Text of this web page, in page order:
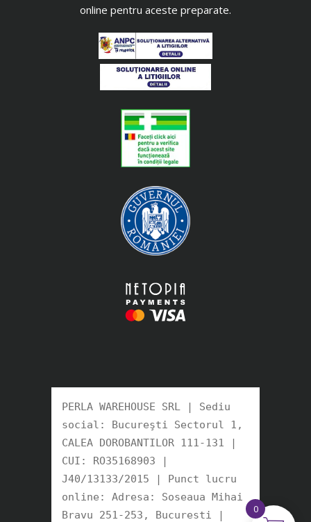
online pentru aceste preparate.
PERLA WAREHOUSE SRL | Sediu
social: Bucureşti Sectorul 1,
CALEA DOROBANTILOR 111-131 |
CUI: RO35168903 |
J40/13133/2015 | Punct lucru
online: Adresa: Soseaua Mihai
Bravu 251-253, Bucuresti |
0